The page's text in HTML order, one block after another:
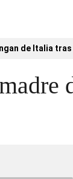
de Italia